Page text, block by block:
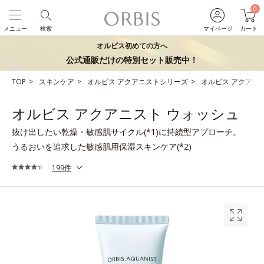
マイページ
0
カート
検索
メニュー
オルビス初めての方へ
公式通販だけの特別セット販売中！
TOP スキンケア オルビス アクアニストシリーズ オルビス アクアニ
オルビス アクアニスト ウォッシュ
抜け出したい乾燥・敏感肌サイクル(*1)に持続型アプローチ。
うるおいを追求した敏感肌用保湿スキンケア(*2)
199件